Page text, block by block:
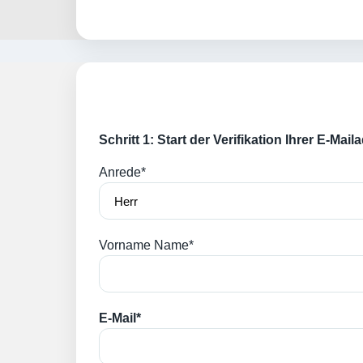
Schritt 1: Start der Verifikation Ihrer E-
Anrede*
Vorname Name*
E-Mail*